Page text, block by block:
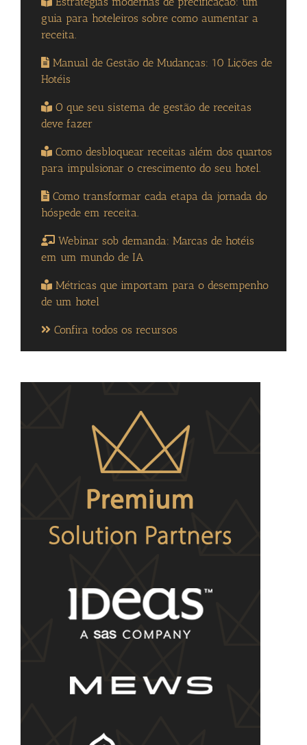
guia para hoteleiros sobre como aumentar a
receita.
Manual de Gestão de Mudanças: 10 Lições de
Hotéis
O que seu sistema de gestão de receitas
deve fazer
Como desbloquear receitas além dos quartos
para impulsionar o crescimento do seu hotel.
Como transformar cada etapa da jornada do
hóspede em receita.
Webinar sob demanda: Marcas de hotéis
em um mundo de IA
Métricas que importam para o desempenho
de um hotel
Confira todos os recursos